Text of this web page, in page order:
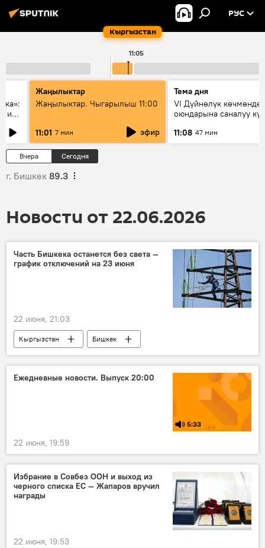
Кыргызстан
РУС
11:05
и
Жаңылыктар
Жаңылыктар. Чыгарылыш 11:00
11:01 7 мин эфир
Тема дня
VI Дүйнөлүк
оюндарына саналуу
этапка жетти?
11:08 47 мин
Вчера Сегодня
г. Бишкек 89.3
Новости от 22.06.2026
Часть Бишкека останется без света —
график отключений на 23 июня
22 июня, 21:03
Кыргызстан
Бишкек
электричество
график
отключение
Бишкекское предприятие электрических сетей
Ежедневные новости. Выпуск 20:00
5:33
22 июня, 19:59
Избрание в Совбез ООН и выход из
черного списка ЕС — Жапаров вручил
награды
22 июня, 19:53